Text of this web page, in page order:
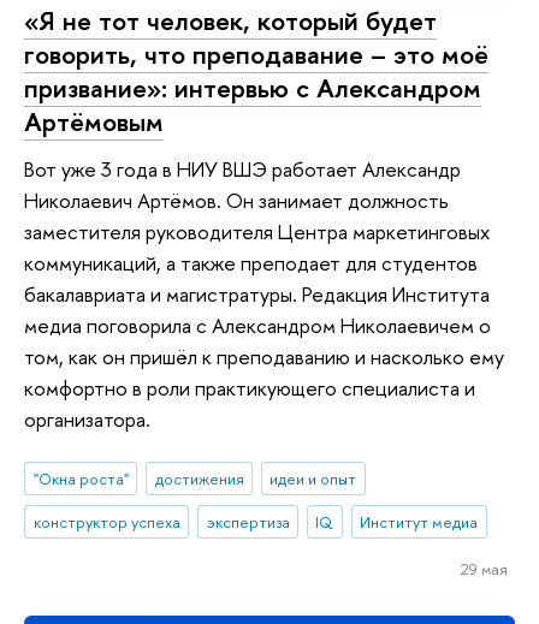
«Я не тот человек, который будет
говорить, что преподавание – это моё
призвание»: интервью с Александром
Артёмовым
Вот уже 3 года в НИУ ВШЭ работает Александр
Николаевич Артёмов. Он занимает должность
заместителя руководителя Центра маркетинговых
коммуникаций, а также преподает для студентов
бакалавриата и магистратуры. Редакция Института
медиа поговорила с Александром Николаевичем о
том, как он пришёл к преподаванию и насколько ему
комфортно в роли практикующего специалиста и
организатора.
"Окна роста" достижения
идеи и опыт
конструктор успеха
экспертиза IQ Институт медиа
29 мая